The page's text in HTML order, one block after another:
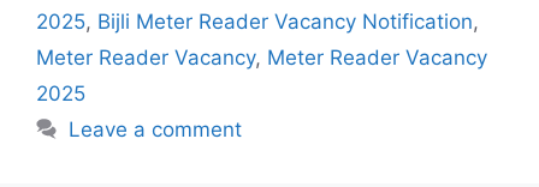
2025, Bijli Meter Reader Vacancy Notification,
Meter Reader Vacancy, Meter Reader Vacancy
2025
Leave a comment